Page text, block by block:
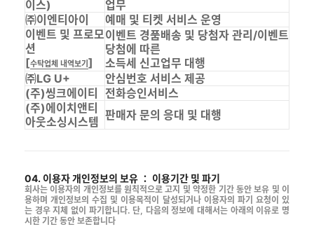
이스)
업무
㈜이엔티아이
예매 및 티켓 서비스 운영
이벤트 및 프로모
션
[수탁업체 내역보기 ]
이벤트 경품배송 및 당첨자 관리/이벤트
당첨에 따른
소득세 신고업무 대행
㈜LG U+
안심번호 서비스 제공
(주)씽크에이티
전화승인서비스
(주)에이치앤티
아웃소싱시스템 판매자 문의 응대 및 대행
04. 이용자 개인정보의 보유 ： 이용기간 및 파기
회사는 이용자의 개인정보를 원칙적으로 고지 및 약정한 기간 동안 보유 및 이
용하며 개인정보의 수집 및 이용목적이 달성되거나 이용자의 파기 요청이 있
는 경우 지체 없이 파기합니다. 단, 다음의 정보에 대해서는 아래의 이유로 명
시한 기간 동안 보존합니다